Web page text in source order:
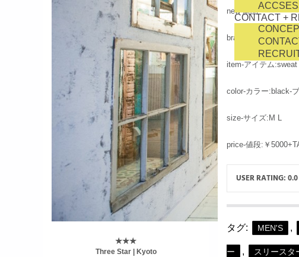
CONTACT +
★★★
Three Star | Kyoto
new-新品
brand-ブランド
item-アイテム
color-カラー:black-
size-サイズ:M L
price-値段:￥
USER RATING:0.0
タグ: MEN'S ,
ー , スリースタ